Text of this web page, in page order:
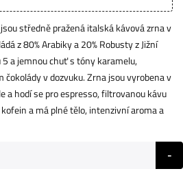
středně pražená italská kávová zrna v
z 80% Arabiky a 20% Robusty z Jižní
a jemnou chuť s tóny karamelu,
v dozvuku. Zrna jsou vyrobena v
a hodí se pro espresso, filtrovanou kávu
a má plné tělo, intenzivní aroma a